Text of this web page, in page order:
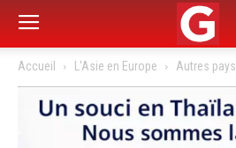
Accueil L'Asie en Europe Autres pays